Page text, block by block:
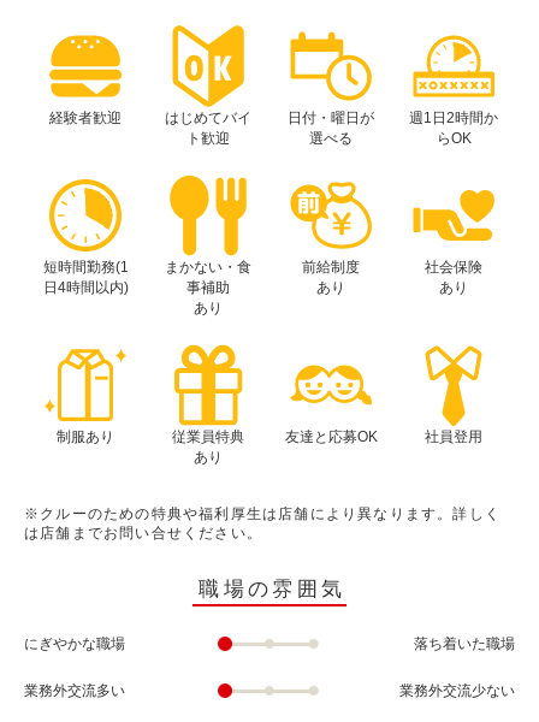
経験者歓迎
はじめてバイ
ト歓迎
日付・曜日が
選べる
週1日2時間か
らOK
短時間勤務(1
日4時間以内)
まかない・食
事補助
あり
前給制度
あり
社会保険
あり
制服あり
従業員特典
あり
友達と応募OK 社員登用
※クルーのための特典や福利厚生は店舗により異なります。詳しく
は店舗までお問い合せください。
職場の雰囲気
にぎやかな職場 落ち着いた職場
業務外交流多い 業務外交流少ない